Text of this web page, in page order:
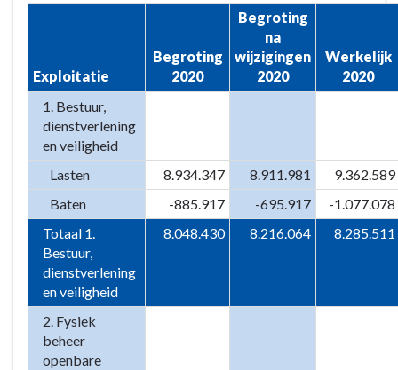
OverzichtExploitatie
Begroting
2020
Begroting
na
wijzigingen
2020
Werkelijk
2020
1. Bestuur,
dienstverlening
en veiligheid
Lasten
8.934.347 8.911.981
9.362.589
Baten
-885.917 -695.917
-1.077.078
Totaal 1.
Bestuur,
dienstverlening
en veiligheid
8.048.430 8.216.064 8.285.511
2. Fysiek
beheer
openbare